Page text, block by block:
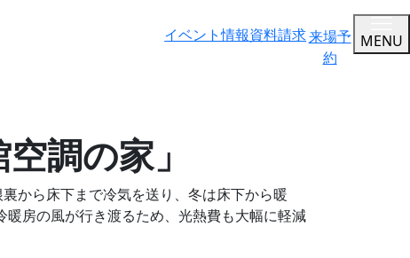
イベント情報資料請求来場予
約
MENU
調の家」
から床下まで冷気を送り、冬は床下から暖
房の風が行き渡るため、光熱費も大幅に軽減